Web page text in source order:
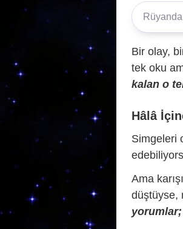
Bir olay,
tek oku
kalan o
Hâlâ
Simgeleri
Ama
düştüyse,
yorumlar;